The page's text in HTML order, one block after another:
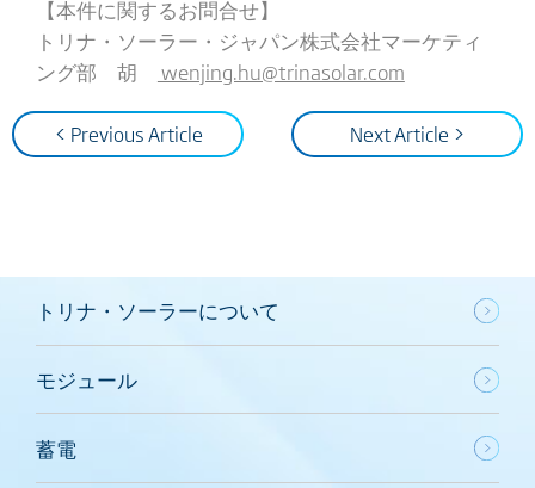
【本件に関するお問合せ】
トリナ・ソーラー・ジャパン株式会社マーケティ
ング部 胡
wenjing.hu@trinasolar.com
< Previous Article Next Article >
トリナ・ソーラーについて
モジュール
蓄電